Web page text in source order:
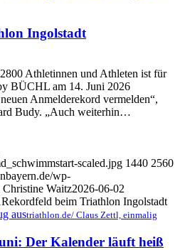
Ingolstadt
Athletinnen und Athleten ist für
BÜCHL am 14. Juni 2026
Anmelderekord vermelden“,
Budy. „Auch weiterhin…
scaled.jpg 1440 2560
wp-
Christine Waitz2026-06-02
Rekordfeld beim Triathlon Ingolstadt
triathlon.de/ Claus Zettl, einmalig
Der Kalender läuft heiß